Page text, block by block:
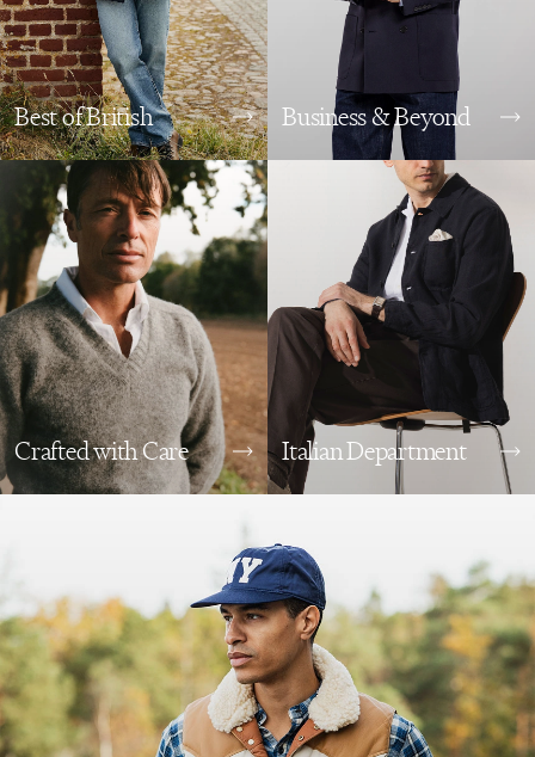
Best of British Business & Beyond
Crafted with Care Italian Department